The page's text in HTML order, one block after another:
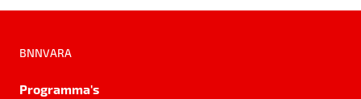
BNNVARA
Programma's